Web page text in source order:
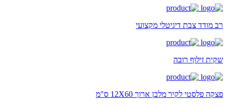
רב מודד צבת דיגיטלי מקצועי
שקית זילוף רובה
פצקה פלסטי לקיר מלבן ארוך 12X60 ס"מ